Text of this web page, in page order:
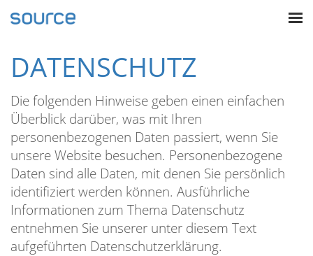
DATENSCHUTZ
Die folgenden Hinweise geben einen einfachen
Überblick darüber, was mit Ihren
personenbezogenen Daten passiert, wenn Sie
unsere Website besuchen. Personenbezogene
Daten sind alle Daten, mit denen Sie persönlich
identifiziert werden können. Ausführliche
Informationen zum Thema Datenschutz
entnehmen Sie unserer unter diesem Text
aufgeführten Datenschutzerklärung.